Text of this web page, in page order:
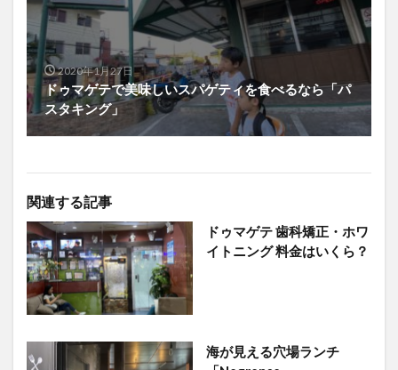
2020年1月27日
ドゥマゲテで美味しいスパゲティを食べるなら「パ
スタキング」
関連する記事
ドゥマゲテ 歯科矯正・ホワ
イトニング 料金はいくら？
海が見える穴場ランチ